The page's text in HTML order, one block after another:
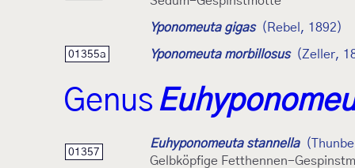
Yponomeuta gigas (Rebel, 1892)
01355a Yponomeuta morbillosus (Zeller,
Genus
01357
Euhyponomeuta stannella
Gelbköpfige Fetthennen-